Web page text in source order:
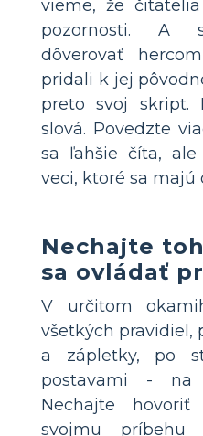
vieme, že
pozornosti. A
dôverovať
pridali k jej
preto svoj skript.
slová. Povedzte
sa ľahšie číta,
veci, ktoré sa majú
Nechajte
sa ovládať
V určitom
všetkých pravidiel,
a zápletky, po
postavami - na
Nechajte
svojmu